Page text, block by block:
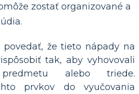
zostať organizované a
povedať, že tieto nápady na
tak, aby vyhovovali
predmetu alebo triede.
prvkov do vyučovania